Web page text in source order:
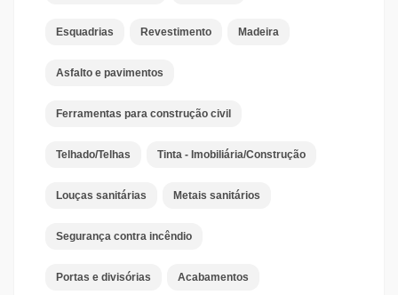
Esquadrias Revestimento Madeira
Asfalto e pavimentos
Ferramentas para construção civil
Telhado/Telhas Tinta - Imobiliária/Construção
Louças sanitárias Metais sanitários
Segurança contra incêndio
Portas e divisórias Acabamentos